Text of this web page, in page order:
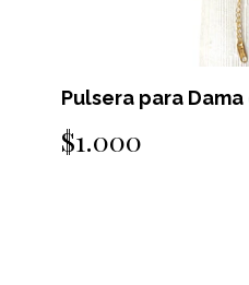
Pulsera unisex de
$500